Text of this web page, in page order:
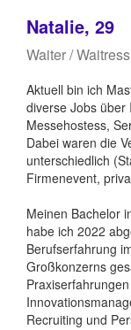
Natalie, 29
Waiter /
Aktuell bin ich
diverse Jobs über
Messehostess,
Dabei waren die
unterschiedlich
Firmenevent,
Meinen Bachelor
habe ich 2022
Berufserfahrung
Großkonzerns
Recruiting und